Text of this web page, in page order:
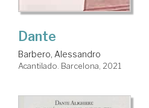
Dante
Barbero, Alessandro
Acantilado. Barcelona, 2021